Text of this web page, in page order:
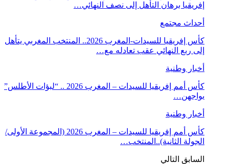
إفريقيا برهان التأهل إلى نصف النهائي…
أحداث مجتمع
كأس إفريقيا للسيدات-المغرب 2026.. المنتخب المغربي يتأهل
إلى ربع النهائي عقب تعادله مع…
أخبار وطنية
كأس أمم إفريقيا للسيدات – المغرب 2026 .. “لبؤات الأطلس”
يواجهن…
أخبار وطنية
كأس أمم إفريقيا للسيدات – المغرب 2026 (المجموعة الأولى/
الجولة الثانية)..المنتخب…
السابق التالي